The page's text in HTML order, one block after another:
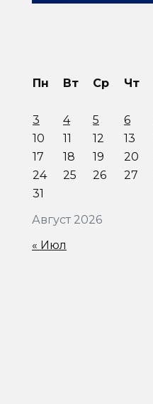
Август 2026
Пн Вт Ср Чт
3
4 5 6
10
11 12 13
17
18 19 20
24
25 26 27
31
« Июл